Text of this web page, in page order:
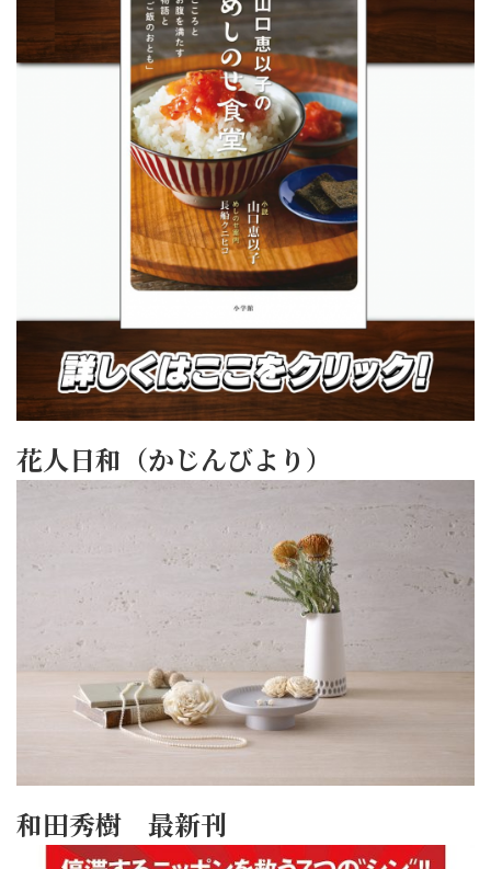
花人日和（かじんびより）
和田秀樹 最新刊